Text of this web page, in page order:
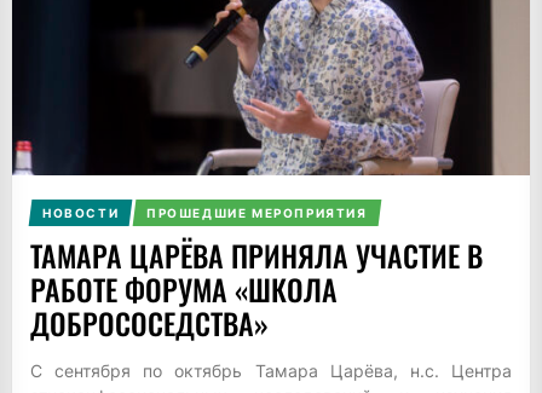
НОВОСТИ ПРОШЕДШИЕ МЕРОПРИЯТИЯ
ТАМАРА ЦАРЁВА ПРИНЯЛА УЧАСТИЕ В
РАБОТЕ ФОРУМА «ШКОЛА
ДОБРОСОСЕДСТВА»
С сентября по октябрь Тамара Царёва, н.с. Центра